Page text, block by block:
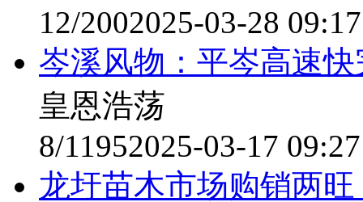
12/2002025-03-28
岑溪风物：平岑高速
皇恩浩荡
8/11952025-03-17
龙圩苗木市场购销两